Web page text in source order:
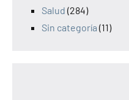
Salud (284)
Sin categoría (11)